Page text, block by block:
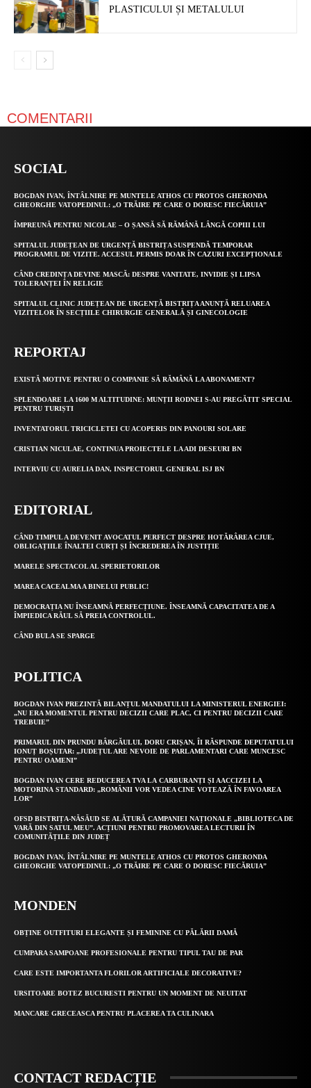
PLASTICULUI ȘI METALULUI
COMENTARII
SOCIAL
BOGDAN IVAN, ÎNTÂLNIRE PE MUNTELE ATHOS CU PROTOS GHERONDA
GHEORGHE VATOPEDINUL: „O TRĂIRE PE CARE O DORESC FIECĂRUIA”
ÎMPREUNĂ PENTRU NICOLAE – O ȘANSĂ SĂ RĂMÂNĂ LÂNGĂ COPIII LUI
SPITALUL JUDEȚEAN DE URGENȚĂ BISTRIȚA SUSPENDĂ TEMPORAR
PROGRAMUL DE VIZITE. ACCESUL PERMIS DOAR ÎN CAZURI EXCEPȚIONALE
CÂND CREDINȚA DEVINE MASCĂ: DESPRE VANITATE, INVIDIE ȘI LIPSA
TOLERANȚEI ÎN RELIGIE
SPITALUL CLINIC JUDEȚEAN DE URGENȚĂ BISTRIȚA ANUNȚĂ RELUAREA
VIZITELOR ÎN SECȚIILE CHIRURGIE GENERALĂ ȘI GINECOLOGIE
REPORTAJ
EXISTĂ MOTIVE PENTRU O COMPANIE SĂ RĂMÂNĂ LA ABONAMENT?
SPLENDOARE LA 1600 M ALTITUDINE: MUNȚII RODNEI S-AU PREGĂTIT SPECIAL
PENTRU TURIȘTI
INVENTATORUL TRICICLETEI CU ACOPERIS DIN PANOURI SOLARE
CRISTIAN NICULAE, CONTINUA PROIECTELE LA ADI DESEURI BN
INTERVIU CU AURELIA DAN, INSPECTORUL GENERAL ISJ BN
EDITORIAL
CÂND TIMPUL A DEVENIT AVOCATUL PERFECT DESPRE HOTĂRÂREA CJUE,
OBLIGAȚIILE ÎNALTEI CURȚI ȘI ÎNCREDEREA ÎN JUSTIȚIE
MARELE SPECTACOL AL SPERIETORILOR
MAREA CACEALMA A BINELUI PUBLIC!
DEMOCRAȚIA NU ÎNSEAMNĂ PERFECȚIUNE. ÎNSEAMNĂ CAPACITATEA DE A
ÎMPIEDICA RĂUL SĂ PREIA CONTROLUL.
CÂND BULA SE SPARGE
POLITICA
BOGDAN IVAN PREZINTĂ BILANȚUL MANDATULUI LA MINISTERUL ENERGIEI:
„NU ERA MOMENTUL PENTRU DECIZII CARE PLAC, CI PENTRU DECIZII CARE
TREBUIE”
PRIMARUL DIN PRUNDU BÂRGĂULUI, DORU CRIȘAN, ÎI RĂSPUNDE DEPUTATULUI
IONUȚ BOȘUTAR: „JUDEȚUL ARE NEVOIE DE PARLAMENTARI CARE MUNCESC
PENTRU OAMENI”
BOGDAN IVAN CERE REDUCEREA TVA LA CARBURANȚI ȘI AACCIZEI LA
MOTORINA STANDARD: „ROMÂNII VOR VEDEA CINE VOTEAZĂ ÎN FAVOAREA
LOR”
OFSD BISTRIȚA-NĂSĂUD SE ALĂTURĂ CAMPANIEI NAȚIONALE „BIBLIOTECA DE
VARĂ DIN SATUL MEU”. ACȚIUNI PENTRU PROMOVAREA LECTURII ÎN
COMUNITĂȚILE DIN JUDEȚ
BOGDAN IVAN, ÎNTÂLNIRE PE MUNTELE ATHOS CU PROTOS GHERONDA
GHEORGHE VATOPEDINUL: „O TRĂIRE PE CARE O DORESC FIECĂRUIA”
MONDEN
OBȚINE OUTFITURI ELEGANTE ȘI FEMININE CU PĂLĂRII DAMĂ
CUMPARA SAMPOANE PROFESIONALE PENTRU TIPUL TAU DE PAR
CARE ESTE IMPORTANTA FLORILOR ARTIFICIALE DECORATIVE?
URSITOARE BOTEZ BUCURESTI PENTRU UN MOMENT DE NEUITAT
MANCARE GRECEASCA PENTRU PLACEREA TA CULINARA
CONTACT REDACȚIE